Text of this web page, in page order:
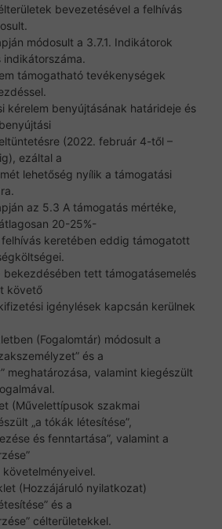
bevezetésével a felhívás
módosult a 3.7.1. Indikátorok
támogatható tevékenységek
kérelem benyújtásának határideje és
(2022. február 4-től –
ezáltal a
lehetőség nyílik a támogatási
az 5.3 A támogatás mértéke,
20-25%-
keretében eddig támogatott
tett támogatásemelés
követő
igénylések kapcsán kerülnek
(Fogalomtár) módosult a
és a
meghatározása, valamint kiegészült
(Művelettípusok szakmai
„a tókák létesítése”,
és fenntartása”, valamint a
(Hozzájáruló nyilatkozat)
és a
célterületekkel.